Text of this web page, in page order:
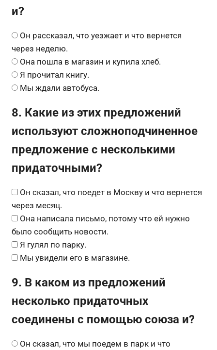
и?
Он рассказал, что уезжает и что вернется
через неделю.
Она пошла в магазин и купила хлеб.
Я прочитал книгу.
Мы ждали автобуса.
8. Какие из этих предложений
используют сложноподчиненное
предложение с несколькими
придаточными?
Он сказал, что поедет в Москву и что вернется
через месяц.
Она написала письмо, потому что ей нужно
было сообщить новости.
Я гулял по парку.
Мы увидели его в магазине.
9. В каком из предложений
несколько придаточных
соединены с помощью союза и?
Он сказал, что мы поедем в парк и что